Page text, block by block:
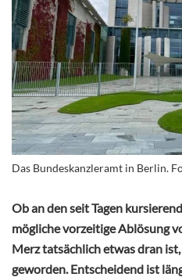
Das Bundeskanzleramt in Berlin.
Ob an den seit Tagen
mögliche vorzeitige Ablösung
Merz tatsächlich etwas dran
geworden. Entscheidend ist